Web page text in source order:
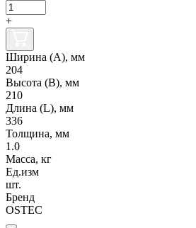
+
Ширина (А), мм
204
Высота (В), мм
210
Длина (L), мм
336
Толщина, мм
1.0
Масса, кг
Ед.изм
шт.
Бренд
OSTEC